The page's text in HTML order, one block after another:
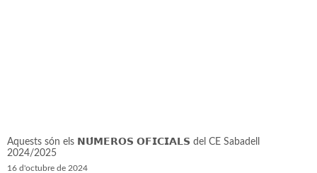
Aquests són els 𝗡𝗨́𝗠𝗘𝗥𝗢𝗦 𝗢𝗙𝗜𝗖𝗜𝗔𝗟𝗦 del CE Sabadell
2024/2025
16 d'octubre de 2024